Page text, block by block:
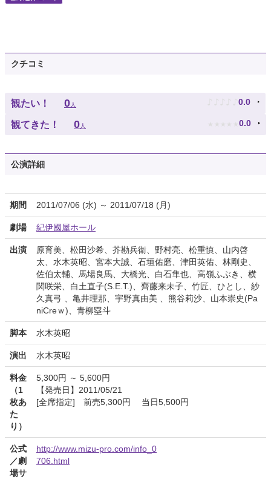
クチコミ
観たい！ 0人 ♪ ♪ ♪ ♪ ♪ 0.0
観てきた！ 0人 ★ ★ ★ ★ ★ 0.0
公演詳細
期間 2011/07/06 (水) ～ 2011/07/18 (月)
劇場 紀伊國屋ホール
出演
原育美、松田沙希、芥勘兵衛、野村亮、松重慎、山内啓
太、水木英昭、宮本大誠、石垣佑磨、津田英佑、林剛史、
佐伯太輔、馬場良馬、大橋光、白石隼也、高嶺ふぶき、横
関咲栄、白土直子(S.E.T.)、齊藤来未子、竹匠、ひとし、紗
久真弓 、亀井理那、宇野真由美 、熊谷莉沙、山本崇史(Pa
niCreｗ)、青柳塁斗
脚本 水木英昭
演出 水木英昭
料金
（1
枚あ
た
り）
5,300円 ～ 5,600円
【発売日】2011/05/21
[全席指定] 前売5,300円 当日5,500円
公式
／劇
場サ
http://www.mizu-pro.com/info_0
706.html